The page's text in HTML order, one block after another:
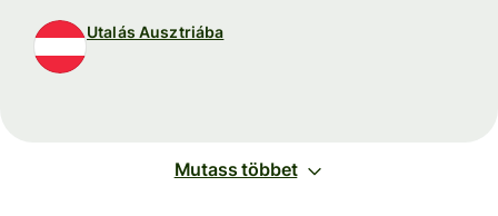
Utalás Ausztriába
Mutass többet